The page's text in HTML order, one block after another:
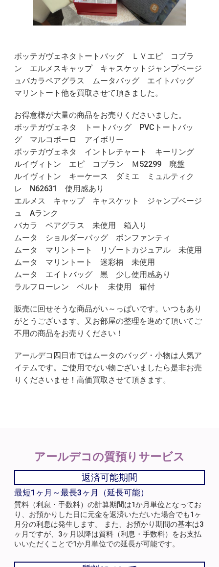
ボッテガヴェネタトートバッグ ＬＶエピ コブラ
ン エルメスキャップ キャスケットジャンプベージ
ュバカラペアグラス ムータバッグ エイトバッグ
マリントート他を買取させて頂きました。
お得意様が大量の商品をお売りくださいました。
ボッテガヴェネタ トートバッグ PVCトートバッ
グ マルコポーロ アイボリー
ボッテガヴェネタ イントレチャート キーリング
ルイヴィトン エピ コブラン Ｍ52299 廃盤
ルイヴィトン キーケース ダミエ ミュルティク
レ N62631 使用感あり
エルメス キャップ キャスケット ジャンプベージ
ュ Aランク
バカラ ペアグラス 未使用 箱入り
ムータ ショルダーバッグ ボンファンティ
ムータ マリントート リゾートカジュアル 未使用
ムータ マリントート 迷彩柄 未使用
ムータ エイトバッグ 黒 少し使用感あり
ラルフローレン ベルト 未使用 箱付
販売に回せそうな商品がい～っぱいです。いつもあり
がとうございます。又お部屋の整理を進めて頂いてご
不用の商品をお売りください！
アールデコ四日市ではムータのバッグ・小物は人気ア
イテムです。ご使用でない物ございましたら是非お売
りくださいませ！高価買取させて頂きます。
アールデコの質預りサービス
返済可能期間
最短1ヶ月～最長3ヶ月（延長可能）
質料（利息・手数料）の計算期間は1か月単位となってお
り、お預かりした日に元金を返済いただいた場合でも1ヶ
月分の利息は発生します。 また、お預かり期間の基本は3
ヶ月ですが、3ヶ月以降は質料（利息・手数料）をお支払
いいただくことで1か月単位での延長が可能です。